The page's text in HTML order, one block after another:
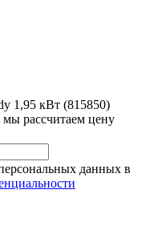
1,95 кВт (815850)
рассчитаем цену
данных в